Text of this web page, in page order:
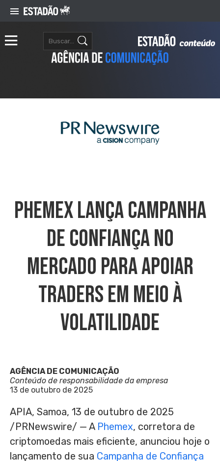
Phemex Lança Campanha
De Confiança No
Mercado Para Apoiar
Traders Em Meio À
Volatilidade
AGÊNCIA DE COMUNICAÇÃO
Conteúdo de responsabilidade da empresa
13 de outubro de 2025
APIA, Samoa, 13 de outubro de 2025
/PRNewswire/ — A Phemex, corretora de
criptomoedas mais eficiente, anunciou hoje o
lançamento de sua Campanha de Confiança